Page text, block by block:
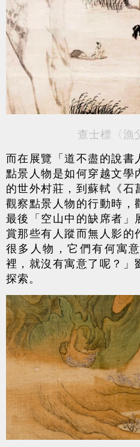
查士標〈漁
而在展覽「道不盡的說書
點景人物是如何穿越文學
的世外村莊，到蘇軾《石
觀察點景人物的行動時，
最後「空山中的缺席者」
賞那些有人蹤而無人影的
很多人物，它們有何寓
裡，就沒有寓意了呢？」
探索。